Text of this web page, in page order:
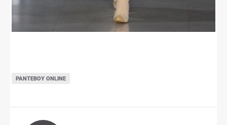
ΡΑΝΤΕΒΟΎ ONLINE